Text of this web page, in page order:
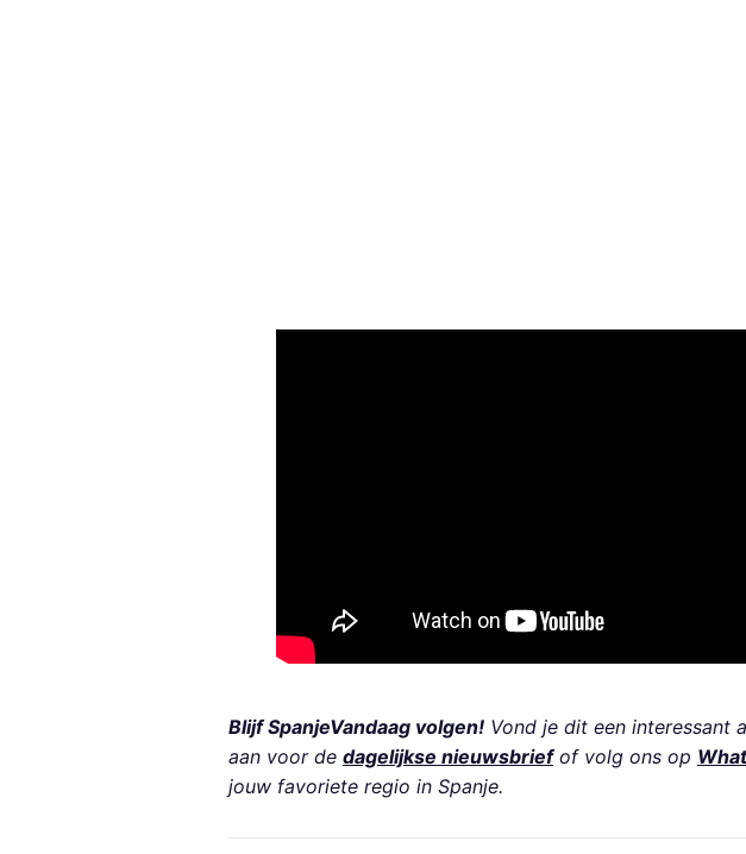
Blijf SpanjeVandaag volgen! Vond je dit een interessant
aan voor de dagelijkse nieuwsbriefof volg ons op
jouw favoriete regio in Spanje.